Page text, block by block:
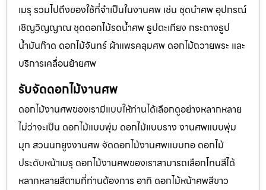
เมรุ รวมไปถึงของใช้ที่จำเป็นในงานศพ เช่น ชุดนำศพ อุปกรณ์
เชิญวิญญาณ ชุดดอกไม้รดน้ำศพ ธูปตะเกียง กระถางธูป
น้ำมันก๊าด ดอกไม้จันทร์ ผ้าแพรคลุมศพ ดอกไม้ถวายพระ และ
บริการเคลื่อนย้ายศพ
รับจัดดอกไม้งานศพ
ดอกไม้งานศพของเรามีแบบให้ท่านได้เลือกดูอย่างหลากหลาย
ไม่ว่าจะเป็น ดอกไม้แบบพุ่ม ดอกไม้แบบราง งานศพแบบพุ่ม
มุก สวนนกยูงงานศพ จัดดอกไม้งานศพแบบกอ ดอกไม้
ประดับหน้าเมรุ ดอกไม้งานศพของเราสามารถเลือกโทนสีได้
หลากหลายสีตามที่ท่านต้องการ อาทิ ดอกไม้หน้าศพสีขาว